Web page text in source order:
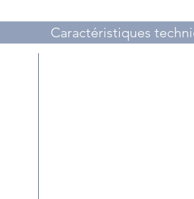
Caractéristiques